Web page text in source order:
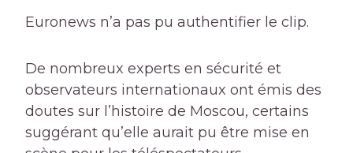
Euronews n’a pas pu authentifier le clip.
De nombreux experts en sécurité et
observateurs internationaux ont émis des
doutes sur l’histoire de Moscou, certains
suggérant qu’elle aurait pu être mise en